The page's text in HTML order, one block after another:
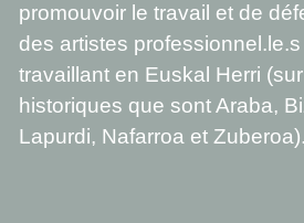
promouvoir le travail et de
des artistes
travaillant en Euskal Herri
historiques que sont Araba,
Lapurdi, Nafarroa et Zuberoa).